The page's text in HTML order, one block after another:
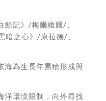
鯨記》/梅爾維爾/、
暗之心》/康拉德/、
海為生長年累積形成與
洋環境限制，向外尋找